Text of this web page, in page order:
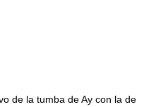
de la tumba de Ay con la de